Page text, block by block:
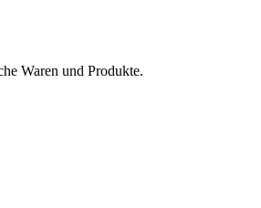
Waren und Produkte.